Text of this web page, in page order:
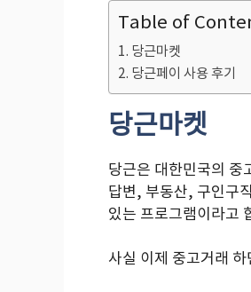
Table of
당근마켓
당근페이 사용 후기
당근마켓
당근은 대한민국의 중
답변, 부동산, 구인구
있는 프로그램이라고
사실 이제 중고거래